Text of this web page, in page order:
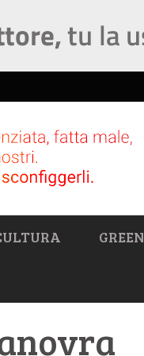
GREEN